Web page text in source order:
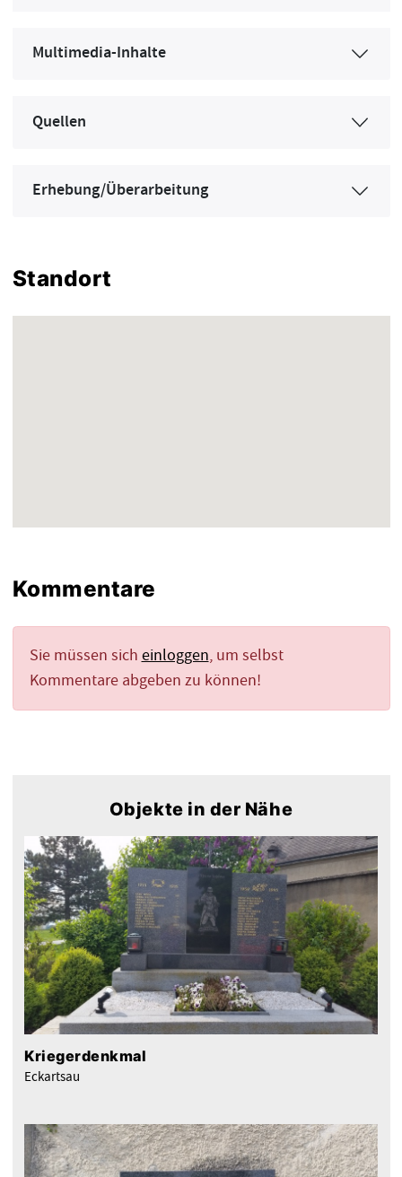
Multimedia-Inhalte
Quellen
Erhebung/Überarbeitung
Standort
Kommentare
Sie müssen sich einloggen, um selbst
Kommentare abgeben zu können!
Objekte in der Nähe
Kriegerdenkmal
Eckartsau